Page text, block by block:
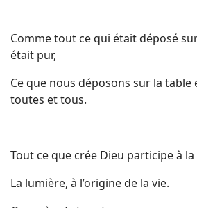
Comme tout ce qui était déposé
était pur,
Ce que nous déposons sur la table
toutes et tous.
Tout ce que crée Dieu participe à la
La lumière, à l’origine de la vie.